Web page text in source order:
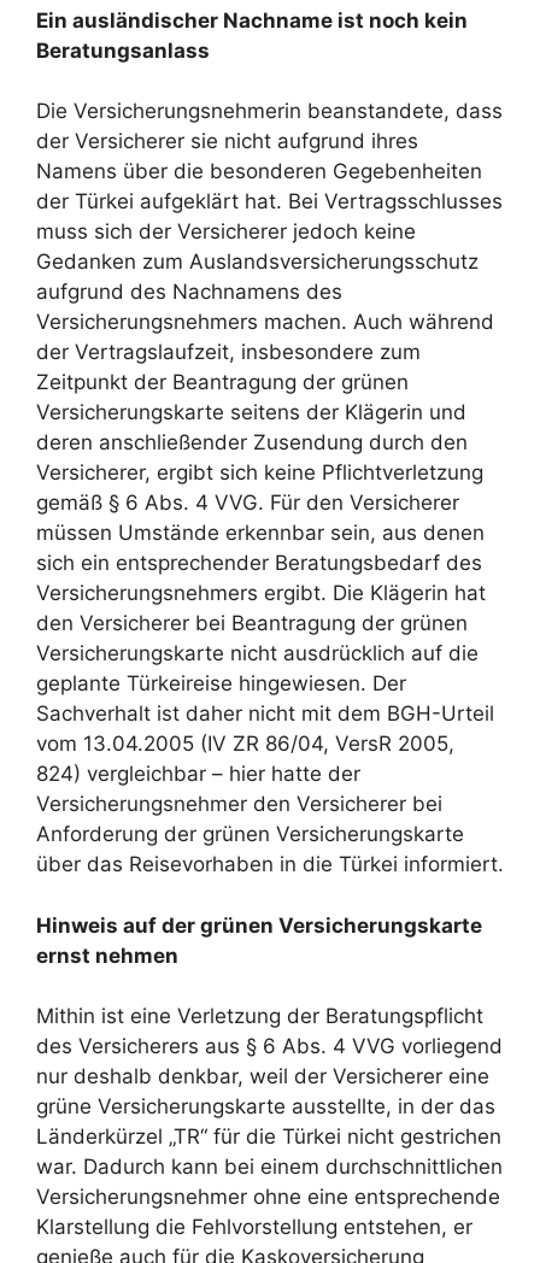
Ein ausländischer Nachname ist noch kein
Beratungsanlass
Die Versicherungsnehmerin beanstandete, dass
der Versicherer sie nicht aufgrund ihres
Namens über die besonderen Gegebenheiten
der Türkei aufgeklärt hat. Bei Vertragsschlusses
muss sich der Versicherer jedoch keine
Gedanken zum Auslandsversicherungsschutz
aufgrund des Nachnamens des
Versicherungsnehmers machen. Auch während
der Vertragslaufzeit, insbesondere zum
Zeitpunkt der Beantragung der grünen
Versicherungskarte seitens der Klägerin und
deren anschließender Zusendung durch den
Versicherer, ergibt sich keine Pflichtverletzung
gemäß § 6 Abs. 4 VVG. Für den Versicherer
müssen Umstände erkennbar sein, aus denen
sich ein entsprechender Beratungsbedarf des
Versicherungsnehmers ergibt. Die Klägerin hat
den Versicherer bei Beantragung der grünen
Versicherungskarte nicht ausdrücklich auf die
geplante Türkeireise hingewiesen. Der
Sachverhalt ist daher nicht mit dem BGH-Urteil
vom 13.04.2005 (IV ZR 86/04, VersR 2005,
824) vergleichbar – hier hatte der
Versicherungsnehmer den Versicherer bei
Anforderung der grünen Versicherungskarte
über das Reisevorhaben in die Türkei informiert.
Hinweis auf der grünen Versicherungskarte
ernst nehmen
Mithin ist eine Verletzung der Beratungspflicht
des Versicherers aus § 6 Abs. 4 VVG vorliegend
nur deshalb denkbar, weil der Versicherer eine
grüne Versicherungskarte ausstellte, in der das
Länderkürzel „TR“ für die Türkei nicht gestrichen
war. Dadurch kann bei einem durchschnittlichen
Versicherungsnehmer ohne eine entsprechende
Klarstellung die Fehlvorstellung entstehen, er
genieße auch für die Kaskoversicherung